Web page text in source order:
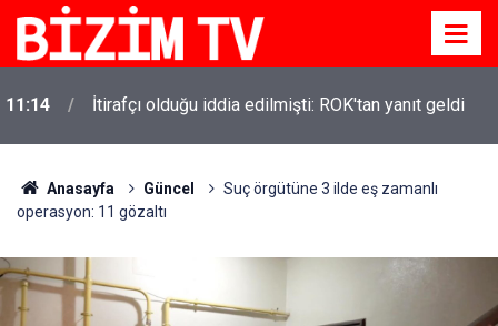
11:10 Yusuf Tekin açıkladı: YKS değişecek mi?
Anasayfa Güncel
Suç örgütüne 3 ilde eş zamanlı
operasyon: 11 gözaltı